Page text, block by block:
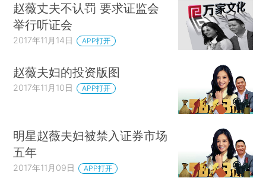
赵薇丈夫不认罚 要求证监会
举行听证会
2017年11月14日 APP打开
赵薇夫妇的投资版图
2017年11月10日 APP打开
明星赵薇夫妇被禁入证券市场
五年
2017年11月09日 APP打开